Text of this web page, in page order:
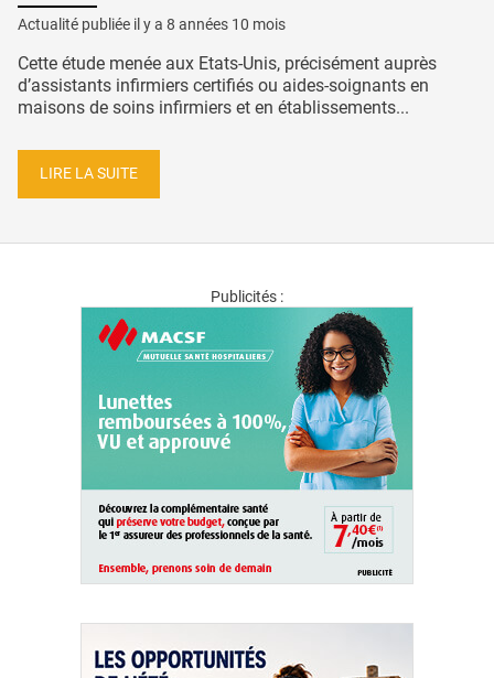
Actualité publiée il y a 8 années 10 mois
Cette étude menée aux Etats-Unis, précisément auprès
d’assistants infirmiers certifiés ou aides-soignants en
maisons de soins infirmiers et en établissements...
LIRE LA SUITE
Publicités :